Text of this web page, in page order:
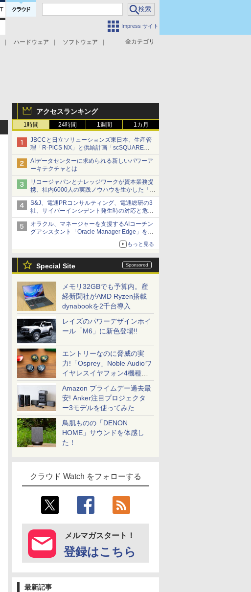
Impress サイト
全カテゴリ
ハードウェア
ソフトウェア
アクセスランキング
1時間 24時間 1週間 1カ月
JBCCと日立ソリューションズ東日本、生産管
理「R-PiCS NX」と供給計画「scSQUARE
ISP」の連携サービスを提供開始
AIデータセンターに求められる新しいパワーア
ーキテクチャとは
リコージャパンとナレッジワークが資本業務提
携、社内6000人の実践ノウハウを生かした「AI
商談記録 for RICOH」を展開へ
S&J、電通PRコンサルティング、電通総研の3
社、サイバーインシデント発生時の対応と危機
管理広報を一体的に訓練するプログラムを提供
オラクル、マネージャーを支援するAIコーチン
グアシスタント「Oracle Manager Edge」を発
もっと見る
Special Site
メモリ32GBでも予算内。産
経新聞社がAMD Ryzen搭載
dynabookを2千台導入
レイズのパワーデザインホイ
ール「M6」に新色登場!!
エントリーなのに脅威の実
力!「Osprey」Noble Audioワ
イヤレスイヤフォン4機種を
一気に聴く
Amazon プライムデー過去最
安! Anker注目プロジェクタ
ー3モデルを使ってみた
鳥肌ものの「DENON
HOME」サウンドを体感し
た！
クラウド Watch をフォローする
メルマガスタート！
登録はこちら
最新記事